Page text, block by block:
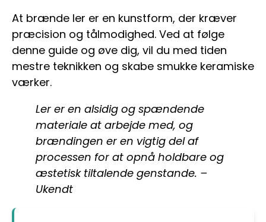
At brænde ler er en kunstform, der kræver
præcision og tålmodighed. Ved at følge
denne guide og øve dig, vil du med tiden
mestre teknikken og skabe smukke keramiske
værker.
Ler er en alsidig og spændende
materiale at arbejde med, og
brændingen er en vigtig del af
processen for at opnå holdbare og
æstetisk tiltalende genstande. –
Ukendt